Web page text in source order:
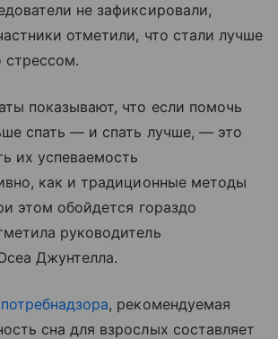
не зафиксировали,
отметили, что стали лучше
стрессом.
показывают, что если помочь
спать — и спать лучше, — это
их успеваемость
как и традиционные методы
этом обойдется гораздо
руководитель
Джунтелла.
, рекомендуемая
сна для взрослых составляет